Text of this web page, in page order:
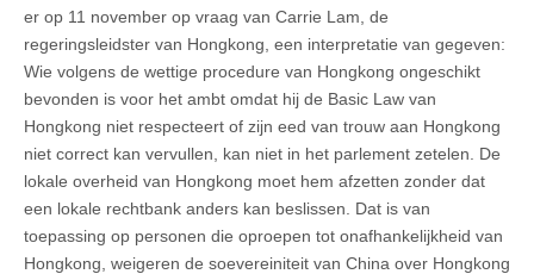
er op 11 november op vraag van Carrie Lam, de
regeringsleidster van Hongkong, een interpretatie van gegeven:
Wie volgens de wettige procedure van Hongkong ongeschikt
bevonden is voor het ambt omdat hij de Basic Law van
Hongkong niet respecteert of zijn eed van trouw aan Hongkong
niet correct kan vervullen, kan niet in het parlement zetelen. De
lokale overheid van Hongkong moet hem afzetten zonder dat
een lokale rechtbank anders kan beslissen. Dat is van
toepassing op personen die oproepen tot onafhankelijkheid van
Hongkong, weigeren de soevereiniteit van China over Hongkong